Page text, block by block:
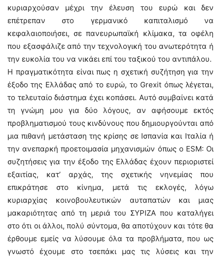
κυριαρχούσαν μέχρι την έλευση του ευρώ και δεν
επέτρεπαν στο γερμανικό καπιταλισμό να
κεφαλαιοποιήσει, σε πανευρωπαϊκή κλίμακα, τα οφέλη
που εξασφάλιζε από την τεχνολογική του ανωτερότητα ή
την ευκολία του να νικάει επί του ταξικού του αντιπάλου.
Η πραγματικότητα είναι πως η σχετική συζήτηση για την
έξοδο της Ελλάδας από το ευρώ, το Grexit όπως λέγεται,
το τελευταίο διάστημα έχει κοπάσει. Αυτό συμβαίνει κατά
τη γνώμη μου για δύο λόγους, αν αφήσουμε εκτός
προβληματισμού τους κινδύνους που δημιουργούνται από
μια πιθανή μετάσταση της κρίσης σε Ισπανία και Ιταλία ή
την ανεπαρκή προετοιμασία μηχανισμών όπως ο ESM: Οι
συζητήσεις για την έξοδο της Ελλάδας έχουν περιοριστεί
εξαιτίας, κατ’ αρχάς, της σχετικής νηνεμίας που
επικράτησε στο κίνημα, μετά τις εκλογές, λόγω
κυριαρχίας κοινοβουλευτικών αυταπατών και μιας
μακαριότητας από τη μεριά του ΣΥΡΙΖΑ που καταλήγει
στο ότι οι άλλοι, πολύ σύντομα, θα αποτύχουν και τότε θα
έρθουμε εμείς να λύσουμε όλα τα προβλήματα, που ως
γνωστό έχουμε στο τσεπάκι μας τις λύσεις και την